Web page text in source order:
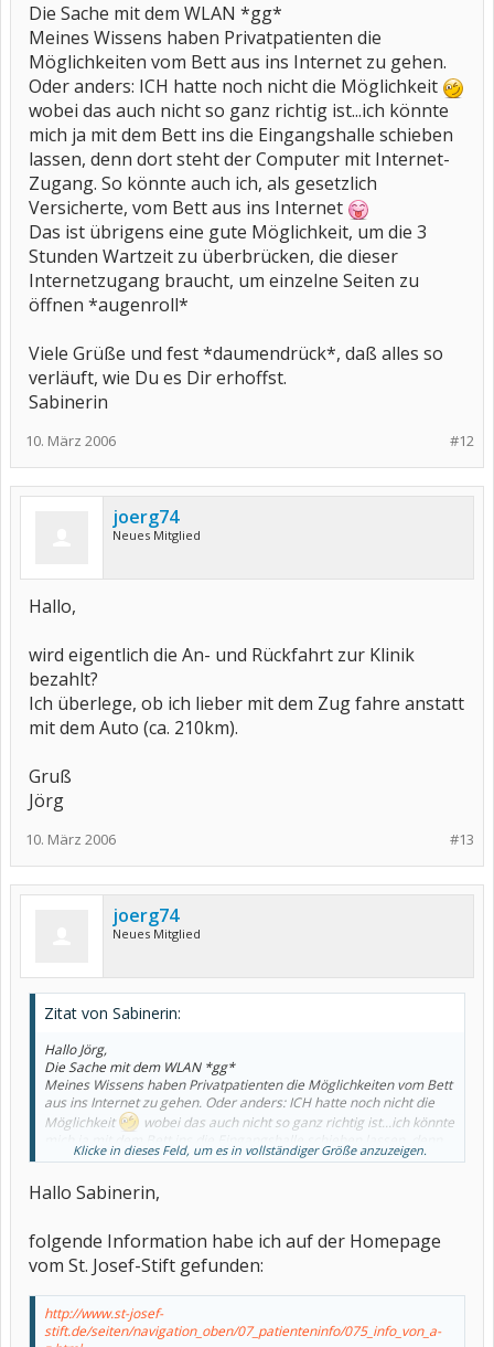
Die Sache mit dem WLAN *gg*
Meines Wissens haben Privatpatienten die
Möglichkeiten vom Bett aus ins Internet zu gehen.
Oder anders: ICH hatte noch nicht die Möglichkeit
wobei das auch nicht so ganz richtig ist...ich könnte
mich ja mit dem Bett ins die Eingangshalle schieben
lassen, denn dort steht der Computer mit Internet-
Zugang. So könnte auch ich, als gesetzlich
Versicherte, vom Bett aus ins Internet
Das ist übrigens eine gute Möglichkeit, um die 3
Stunden Wartzeit zu überbrücken, die dieser
Internetzugang braucht, um einzelne Seiten zu
öffnen *augenroll*
Viele Grüße und fest *daumendrück*, daß alles so
verläuft, wie Du es Dir erhoffst.
Sabinerin
#12
10. März 2006
joerg74
Neues Mitglied
Hallo,
wird eigentlich die An- und Rückfahrt zur Klinik
bezahlt?
Ich überlege, ob ich lieber mit dem Zug fahre anstatt
mit dem Auto (ca. 210km).
Gruß
Jörg
#13
10. März 2006
joerg74
Neues Mitglied
Zitat von Sabinerin:
Hallo Jörg,
Die Sache mit dem WLAN *gg*
Meines Wissens haben Privatpatienten die Möglichkeiten vom Bett
aus ins Internet zu gehen. Oder anders: ICH hatte noch nicht die
Möglichkeit
wobei das auch nicht so ganz richtig ist...ich könnte
dort steht der Computer mit Internet-Zugang. So könnte auch ich,
Klicke in dieses Feld, um es in vollständiger Größe anzuzeigen.
Hallo Sabinerin,
folgende Information habe ich auf der Homepage
vom St. Josef-Stift gefunden:
http://www.st-josef-
stift.de/seiten/navigation_oben/07_patienteninfo/075_info_von_a-